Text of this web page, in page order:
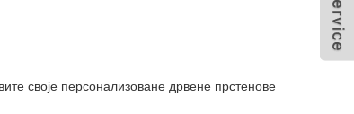
своје персонализоване дрвене прстенове